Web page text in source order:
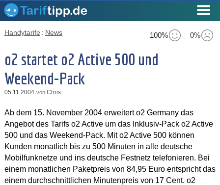
100% 0%
Handytarife : News
o2 startet o2 Active 500 und
Weekend-Pack
05.11.2004 von Chris
Ab dem 15. November 2004 erweitert o2 Germany das
Angebot des Tarifs o2 Active um das Inklusiv-Pack o2 Active
500 und das Weekend-Pack. Mit o2 Active 500 können
Kunden monatlich bis zu 500 Minuten in alle deutsche
Mobilfunknetze und ins deutsche Festnetz telefonieren. Bei
einem monatlichen Paketpreis von 84,95 Euro entspricht das
einem durchschnittlichen Minutenpreis von 17 Cent. o2